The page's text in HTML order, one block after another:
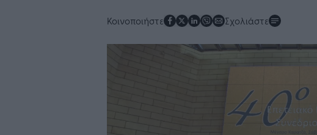
Κοινοποιήστε Σχολιάστε